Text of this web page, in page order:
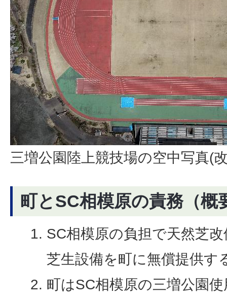
三増公園陸上競技場の空中写真(
町とSC相模原の責務（概
SC相模原の負担で天然芝
芝生設備を町に無償提供す
町はSC相模原の三増公園